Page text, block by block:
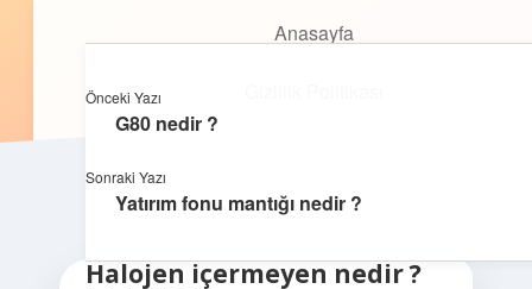
Anasayfa
Hakkımızda
Halojen içermeyen nedir ?
Önceki Yazı
G80 nedir ?
Sonraki Yazı
Yatırım fonu mantığı nedir ?
Anasayfa